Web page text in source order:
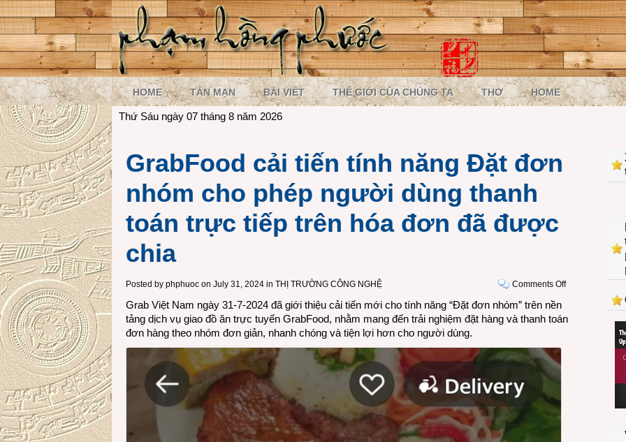
HOME TẢN MẠN BÀI VIẾT THẾ GIỚI CỦA CHÚNG TA THƠ HOME
Thứ Sáu ngày 07 tháng 8 năm 2026
GrabFood cải tiến tính năng Đặt đơn
nhóm cho phép người dùng thanh
toán trực tiếp trên hóa đơn đã được
chia
Posted by phphuoc on July 31, 2024 in THỊ TRƯỜNG CÔNG NGHỆ Comments Offon
tiến
Grab Việt Nam ngày 31-7-2024 đã giới thiệu cải tiến mới cho tính năng “Đặt đơn nhóm” trên nền
tảng dịch vụ giao đồ ăn trực tuyến GrabFood, nhằm mang đến trải nghiệm đặt hàng và thanh toán
đơn hàng theo nhóm đơn giản, nhanh chóng và tiện lợi hơn cho người dùng.